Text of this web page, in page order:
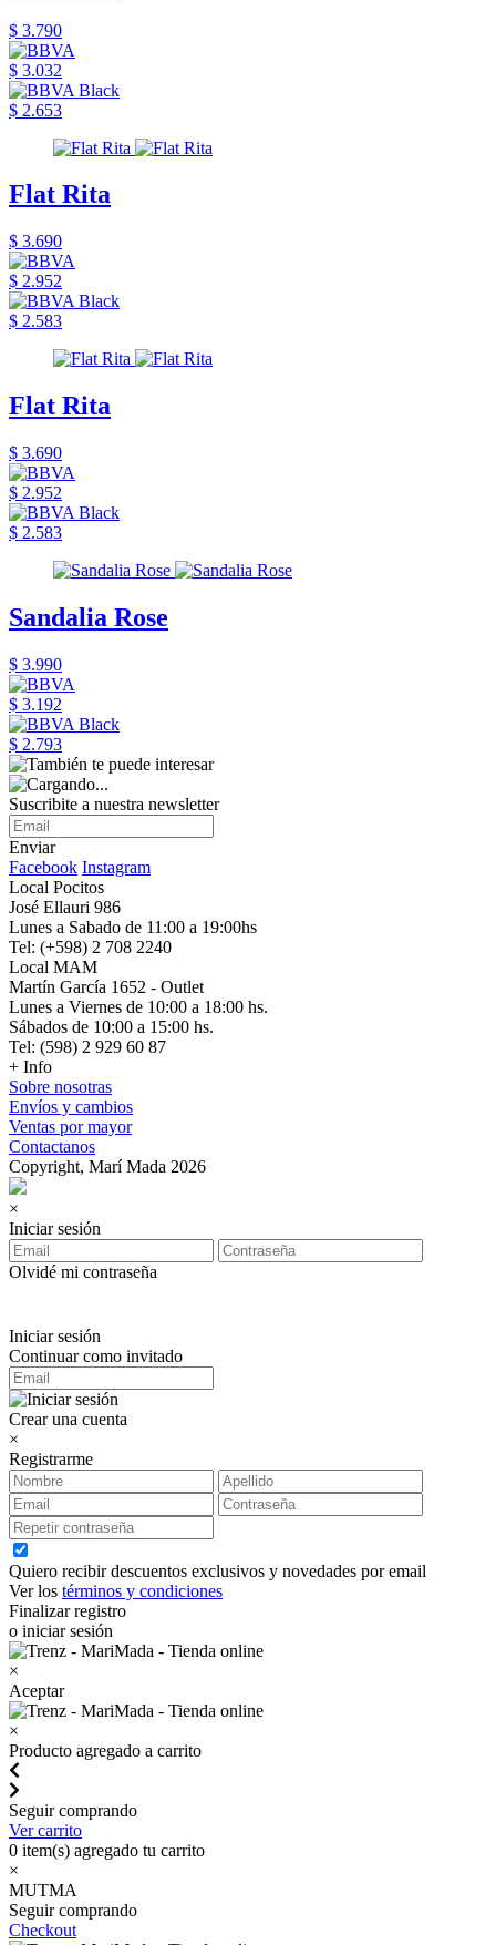
$ 3.790
$ 3.032
$ 2.653
Flat Rita
$ 3.690
$ 2.952
$ 2.583
Flat Rita
$ 3.690
$ 2.952
$ 2.583
Sandalia Rose
$ 3.990
$ 3.192
$ 2.793
Suscribite a nuestra newsletter
Enviar
Facebook Instagram
Local Pocitos
José Ellauri 986
Lunes a Sabado de 11:00 a 19:00hs
Tel: (+598) 2 708 2240
Local MAM
Martín García 1652 - Outlet
Lunes a Viernes de 10:00 a 18:00 hs.
Sábados de 10:00 a 15:00 hs.
Tel: (598) 2 929 60 87
+ Info
Sobre nosotras
Envíos y cambios
Ventas por mayor
Contactanos
Copyright, Marí Mada 2026
×
Iniciar sesión
Olvidé mi contraseña
Iniciar sesión
Continuar como invitado
Crear una cuenta
×
Registrarme
Quiero recibir descuentos exclusivos y novedades por email
Ver los términos y condiciones
Finalizar registro
o iniciar sesión
×
Aceptar
×
Producto agregado a carrito
Seguir comprando
Ver carrito
0 item(s) agregado tu carrito
×
MUTMA
Seguir comprando
Checkout